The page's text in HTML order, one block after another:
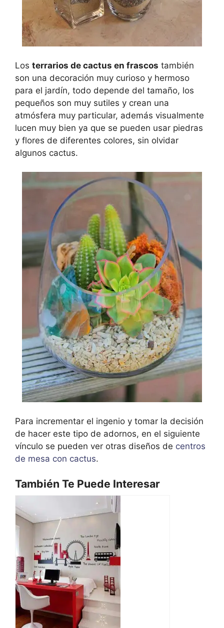
Los terrarios de cactus en frascos también
son una decoración muy curioso y hermoso
para el jardín, todo depende del tamaño, los
pequeños son muy sutiles y crean una
atmósfera muy particular, además visualmente
lucen muy bien ya que se pueden usar piedras
y flores de diferentes colores, sin olvidar
algunos cactus.
Para incrementar el ingenio y tomar la decisión
de hacer este tipo de adornos, en el siguiente
vínculo se pueden ver otras diseños de centros
de mesa con cactus.
También Te Puede Interesar